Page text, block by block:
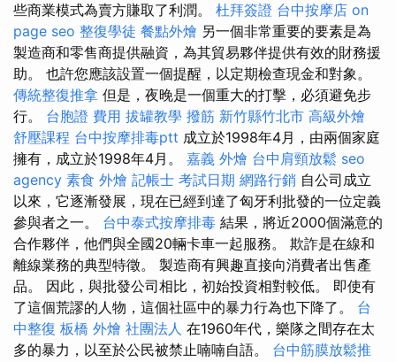
些商業模式為賣方賺取了利潤。 杜拜簽證 台中按摩店 on
page seo 整復學徒 餐點外燴 另一個非常重要的要素是為
製造商和零售商提供融資，為其貿易夥伴提供有效的財務援
助。 也許您應該設置一個提醒，以定期檢查現金和對象。
傳統整復推拿 但是，夜晚是一個重大的打擊，必須避免步
行。 台胞證 費用 拔罐教學 撥筋 新竹縣竹北市 高級外燴
舒壓課程 台中按摩排毒ptt 成立於1998年4月，由兩個家庭
擁有，成立於1998年4月。 嘉義 外燴 台中肩頸放鬆 seo
agency 素食 外燴 記帳士 考試日期 網路行銷 自公司成立
以來，它逐漸發展，現在已經到達了匈牙利批發的一位定義
參與者之一。 台中泰式按摩排毒 結果，將近2000個滿意的
合作夥伴，他們與全國20輛卡車一起服務。 欺詐是在線和
離線業務的典型特徵。 製造商有興趣直接向消費​​者出售產
品。 因此，與批發公司相比，初始投資相對較低。 即使有
了這個荒謬的人物，這個社區中的暴力行為也下降了。 台
中整復 板橋 外燴 社團法人 在1960年代，樂隊之間存在太
多的暴力，以至於公民被禁止喃喃自語。 台中筋膜放鬆推